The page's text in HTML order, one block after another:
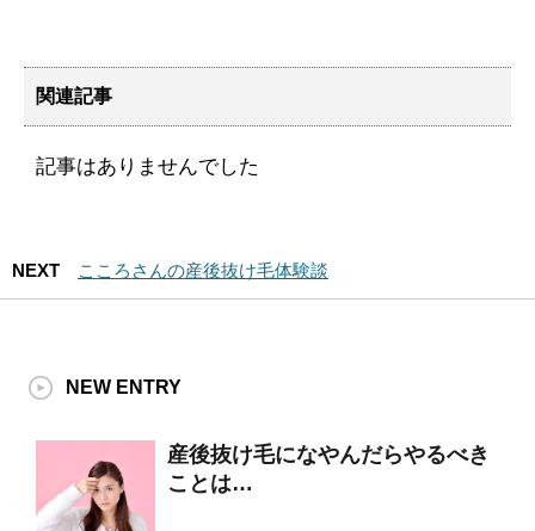
関連記事
記事はありませんでした
NEXT こころさんの産後抜け毛体験談
NEW ENTRY
産後抜け毛になやんだらやるべき
ことは…